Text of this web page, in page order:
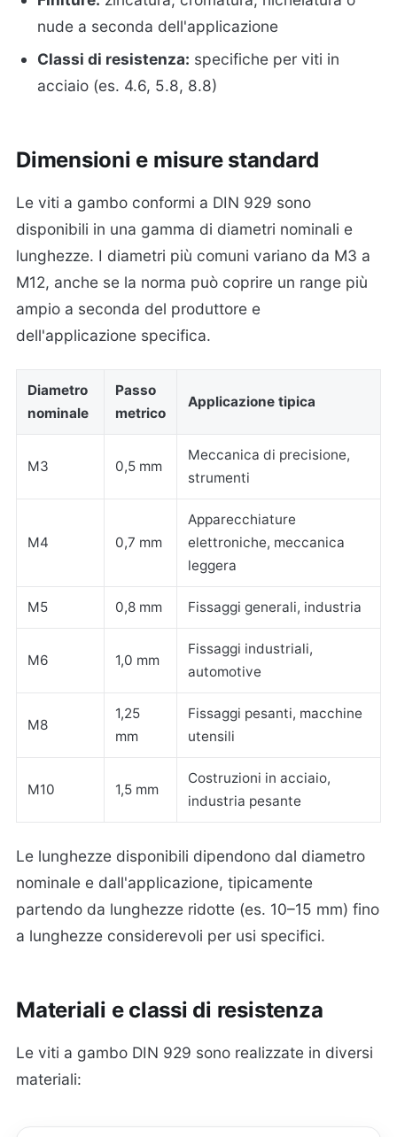
nude a seconda dell'applicazione
Classi di resistenza: specifiche per viti in
acciaio (es. 4.6, 5.8, 8.8)
Dimensioni e misure standard
Le viti a gambo conformi a DIN 929 sono
disponibili in una gamma di diametri nominali e
lunghezze. I diametri più comuni variano da M3 a
M12, anche se la norma può coprire un range più
ampio a seconda del produttore e
dell'applicazione specifica.
Diametro
nominale
Passo
metrico
Applicazione tipica
M3 0,5 mm
Meccanica di precisione,
strumenti
M4 0,7 mm
Apparecchiature
elettroniche, meccanica
leggera
M5 0,8 mm Fissaggi generali, industria
M6 1,0 mm
Fissaggi industriali,
automotive
M8
1,25
mm
Fissaggi pesanti, macchine
utensili
M10 1,5 mm
Costruzioni in acciaio,
industria pesante
Le lunghezze disponibili dipendono dal diametro
nominale e dall'applicazione, tipicamente
partendo da lunghezze ridotte (es. 10–15 mm) fino
a lunghezze considerevoli per usi specifici.
Materiali e classi di resistenza
Le viti a gambo DIN 929 sono realizzate in diversi
materiali: